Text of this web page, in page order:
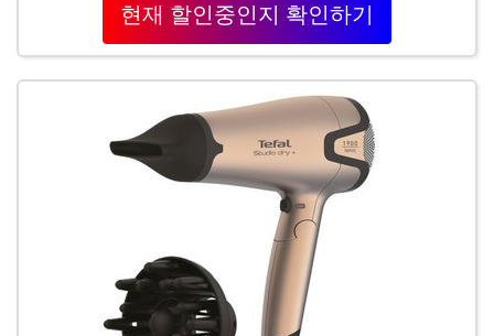
현재 할인중인지 확인하기